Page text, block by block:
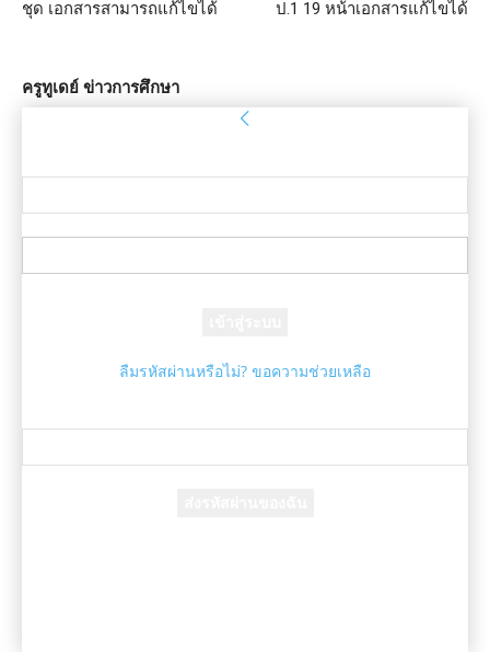
ชุด เอกสารสามารถแก้ไขได้
ป.1 19 หน้าเอกสารแก้ไขได้
ครูทูเดย์ ข่าวการศึกษา
ลืมรหัสผ่านหรือไม่? ขอความช่วยเหลือ